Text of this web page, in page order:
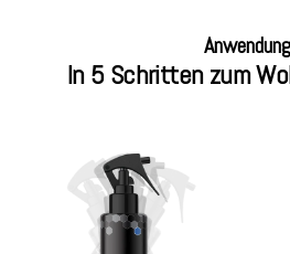
Anwendung
In 5 Schritten zum